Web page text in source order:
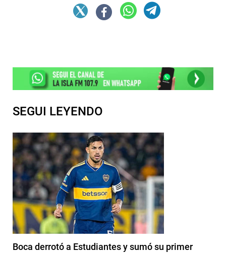
SEGUI LEYENDO
Boca derrotó a Estudiantes y sumó su primer